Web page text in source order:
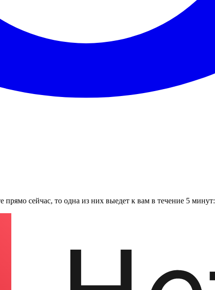
сейчас, то одна из них выедет к вам в течение 5 минут: